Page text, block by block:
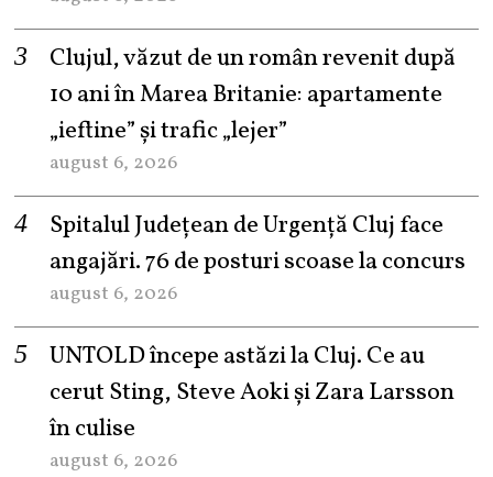
Clujul, văzut de un român revenit după
10 ani în Marea Britanie: apartamente
„ieftine” și trafic „lejer”
august 6, 2026
Spitalul Județean de Urgență Cluj face
angajări. 76 de posturi scoase la concurs
august 6, 2026
UNTOLD începe astăzi la Cluj. Ce au
cerut Sting, Steve Aoki și Zara Larsson
în culise
august 6, 2026